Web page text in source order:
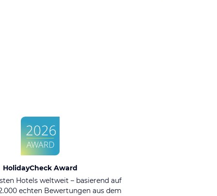
HolidayCheck Award
Hotels weltweit – basierend auf
echten Bewertungen aus dem